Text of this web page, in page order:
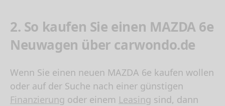
2. So kaufen Sie einen MAZDA 6e
Neuwagen über carwondo.de
Wenn Sie einen neuen MAZDA 6e kaufen wollen
oder auf der Suche nach einer günstigen
Finanzierung oder einem Leasing sind, dann